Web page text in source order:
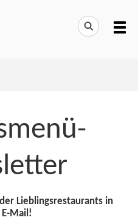
Lieblingsrestaurants in
Mail!